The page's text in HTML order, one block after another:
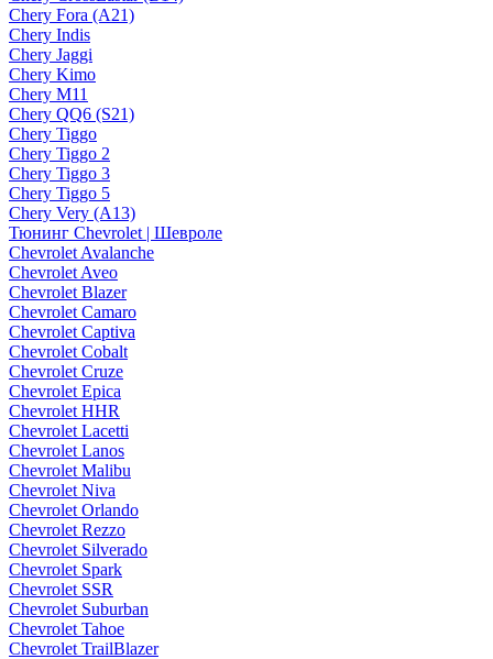
Chery Fora (A21)
Chery Indis
Chery Jaggi
Chery Kimo
Chery M11
Chery QQ6 (S21)
Chery Tiggo
Chery Tiggo 2
Chery Tiggo 3
Chery Tiggo 5
Chery Very (A13)
Тюнинг Chevrolet | Шевроле
Chevrolet Avalanche
Chevrolet Aveo
Chevrolet Blazer
Chevrolet Camaro
Chevrolet Captiva
Chevrolet Cobalt
Chevrolet Cruze
Chevrolet Epica
Chevrolet HHR
Chevrolet Lacetti
Chevrolet Lanos
Chevrolet Malibu
Chevrolet Niva
Chevrolet Orlando
Chevrolet Rezzo
Chevrolet Silverado
Chevrolet Spark
Chevrolet SSR
Chevrolet Suburban
Chevrolet Tahoe
Chevrolet TrailBlazer